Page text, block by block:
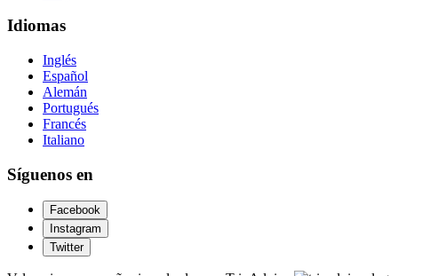
Idiomas
Inglés
Español
Alemán
Portugués
Francés
Italiano
Síguenos en
Facebook
Instagram
Twitter